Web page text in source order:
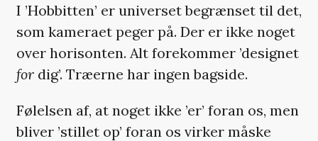
I ’Hobbitten’ er universet begrænset til det,
som kameraet peger på. Der er ikke noget
over horisonten. Alt forekommer ’designet
for dig’. Træerne har ingen bagside.
Følelsen af, at noget ikke ’er’ foran os, men
bliver ’stillet op’ foran os virker måske